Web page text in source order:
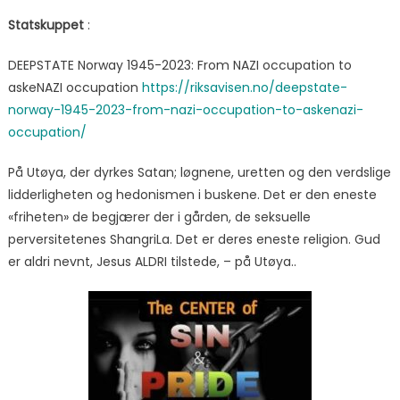
Statskuppet:
DEEPSTATE Norway 1945-2023: From NAZI occupation to
askeNAZI occupation https://riksavisen.no/deepstate-
norway-1945-2023-from-nazi-occupation-to-askenazi-
occupation/
På Utøya, der dyrkes Satan; løgnene, uretten og den verdslige
lidderligheten og hedonismen i buskene. Det er den eneste
«friheten» de begjærer der i gården, de seksuelle
perversitetenes ShangriLa. Det er deres eneste religion. Gud
er aldri nevnt, Jesus ALDRI tilstede, – på Utøya..